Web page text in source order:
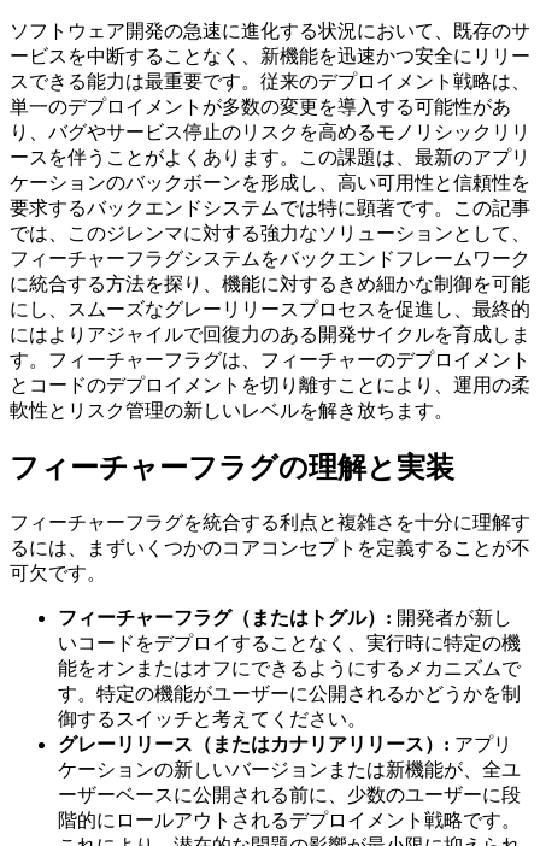
ソフトウェア開発の急速に進化する状況において、既存のサ
ービスを中断することなく、新機能を迅速かつ安全にリリー
スできる能力は最重要です。従来のデプロイメント戦略は、
単一のデプロイメントが多数の変更を導入する可能性があ
り、バグやサービス停止のリスクを高めるモノリシックリリ
ースを伴うことがよくあります。この課題は、最新のアプリ
ケーションのバックボーンを形成し、高い可用性と信頼性を
要求するバックエンドシステムでは特に顕著です。この記事
では、このジレンマに対する強力なソリューションとして、
フィーチャーフラグシステムをバックエンドフレームワーク
に統合する方法を探り、機能に対するきめ細かな制御を可能
にし、スムーズなグレーリリースプロセスを促進し、最終的
にはよりアジャイルで回復力のある開発サイクルを育成しま
す。フィーチャーフラグは、フィーチャーのデプロイメント
とコードのデプロイメントを切り離すことにより、運用の柔
軟性とリスク管理の新しいレベルを解き放ちます。
フィーチャーフラグの理解と実装
フィーチャーフラグを統合する利点と複雑さを十分に理解す
るには、まずいくつかのコアコンセプトを定義することが不
可欠です。
フィーチャーフラグ（またはトグル）: 開発者が新し
いコードをデプロイすることなく、実行時に特定の機
能をオンまたはオフにできるようにするメカニズムで
す。特定の機能がユーザーに公開されるかどうかを制
御するスイッチと考えてください。
グレーリリース（またはカナリアリリース）: アプリ
ケーションの新しいバージョンまたは新機能が、全ユ
ーザーベースに公開される前に、少数のユーザーに段
階的にロールアウトされるデプロイメント戦略です。